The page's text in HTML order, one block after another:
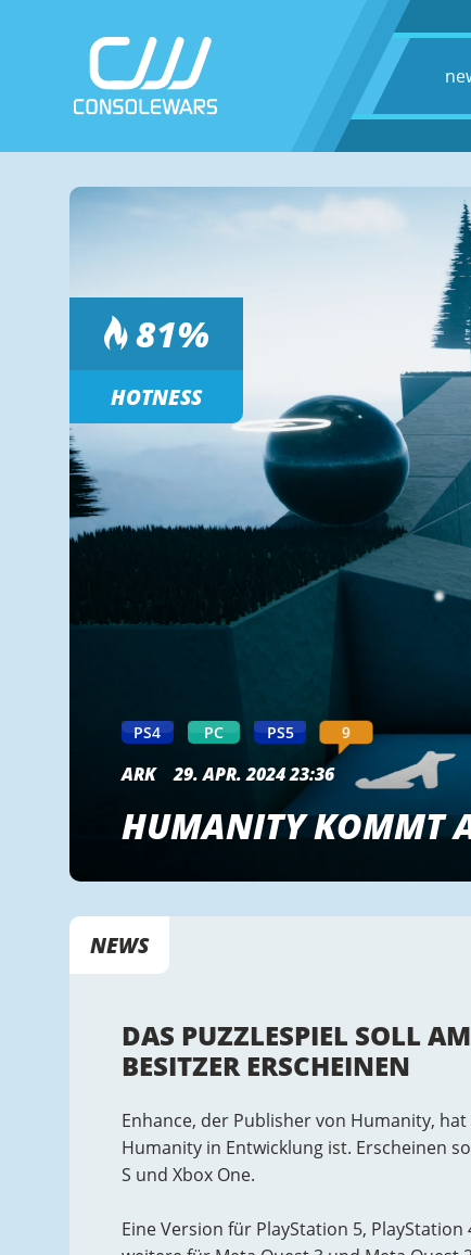
81%
HOTNESS
PS4 PC PS5 9
ARK 29. APR. 2024 23:36
HUMANITY KOMMT
NEWS
DAS PUZZLESPIEL SOLL
BESITZER ERSCHEINEN
Enhance, der Publisher von Humanity,
Humanity in Entwicklung ist. Erscheinen
S und Xbox One.
Eine Version für PlayStation 5,